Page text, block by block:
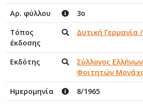
Αρ. φύλλου
3ο
Τόπος
έκδοσης
Δυτική Γερμανία
Εκδότης
Σύλλογος
Φοιτητών
Ημερομηνία
8/1965